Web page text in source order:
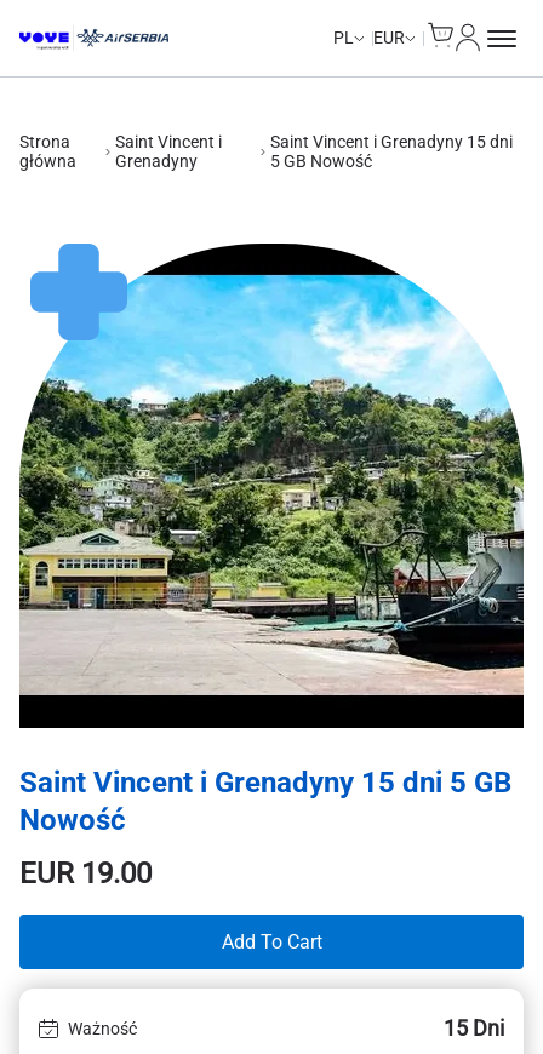
PL EUR
Strona
główna
Saint Vincent i
Grenadyny
Saint Vincent i Grenadyny 15 dni
5 GB Nowość
Saint Vincent i Grenadyny 15 dni 5 GB
Nowość
EUR19.00
Add To Cart
Ważność 15 Dni